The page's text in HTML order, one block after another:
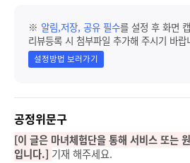
※ 알림,저장, 공유 필수를 설정 후 화면
리뷰등록 시 첨부파일 추가해 주시기 바랍
설정방법 보러가기
공정위문구
[이 글은 마녀체험단을 통해 서비스 또는
입니다.] 기재 해주세요.